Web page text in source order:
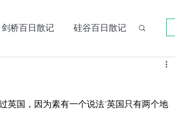
剑桥百日散记 硅谷百日散记
散记 以色列百日散记
英国，因为素有一个说法"英国只有两个地